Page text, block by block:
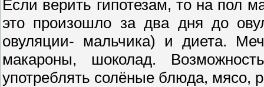
Если верить гипотезам, то на пол
это произошло за два дня до
овуляции- мальчика) и диета.
макароны, шоколад.
употреблять солёные блюда, мясо,